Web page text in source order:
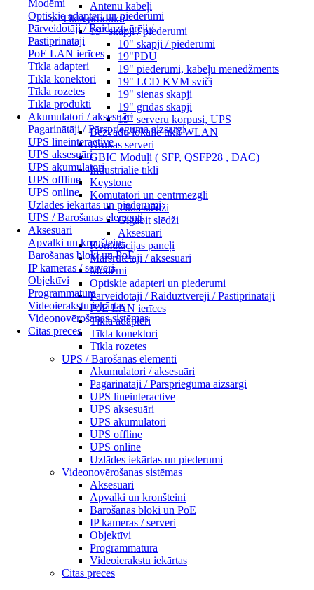
Modēmi
Optiskie adapteri un piederumi
Pārveidotāji / Raiduztvērēji /
Pastiprinātāji
PoE LAN ierīces
Tīkla adapteri
Tīkla konektori
Tīkla rozetes
Tīkla produkti
Akumulatori / aksesuāri
Pagarinātāji / Pārsprieguma aizsargi
UPS lineinteractive
UPS aksesuāri
UPS akumulatori
UPS offline
UPS online
Uzlādes iekārtas un piederumi
UPS / Barošanas elementi
Aksesuāri
Apvalki un kronšteini
Barošanas bloki un PoE
IP kameras / serveri
Objektīvi
Programmatūra
Videoierakstu iekārtas
Videonovērošanas sistēmas
Citas preces
Antenu kabeļi
Tīkla produkti
19" skapji / piederumi
10" skapji / piederumi
19"PDU
19" piederumi, kabeļu menedžments
19" LCD KVM sviči
19" sienas skapji
19" grīdas skapji
19" serveru korpusi, UPS
Bezvadu lokālie tīkli WLAN
Drukas serveri
GBIC Moduļi ( SFP, QSFP28 , DAC)
Industriālie tīkli
Keystone
Komutatori un centrmezgli
Tīkla slēdži
Gigabit slēdži
Aksesuāri
Komutācijas paneļi
Maršrutētāji / aksesuāri
Modēmi
Optiskie adapteri un piederumi
Pārveidotāji / Raiduztvērēji / Pastiprinātāji
PoE LAN ierīces
Tīkla adapteri
Tīkla konektori
Tīkla rozetes
UPS / Barošanas elementi
Akumulatori / aksesuāri
Pagarinātāji / Pārsprieguma aizsargi
UPS lineinteractive
UPS aksesuāri
UPS akumulatori
UPS offline
UPS online
Uzlādes iekārtas un piederumi
Videonovērošanas sistēmas
Aksesuāri
Apvalki un kronšteini
Barošanas bloki un PoE
IP kameras / serveri
Objektīvi
Programmatūra
Videoierakstu iekārtas
Citas preces